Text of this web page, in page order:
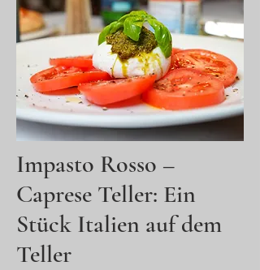
Impasto Rosso –
Caprese Teller: Ein
Stück Italien auf dem
Teller